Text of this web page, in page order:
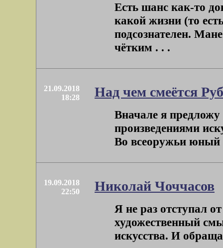
Есть шанс как-то
какой жизни (то
подсознателен.
чётким . . .
21.09.2018
18:28
Над чем смеётся
Вначале я
произведениями
Во всеоружьи
19.09.2018
22:50
Николай Чоччасов
Я не раз отступал
художественный
искусства. И